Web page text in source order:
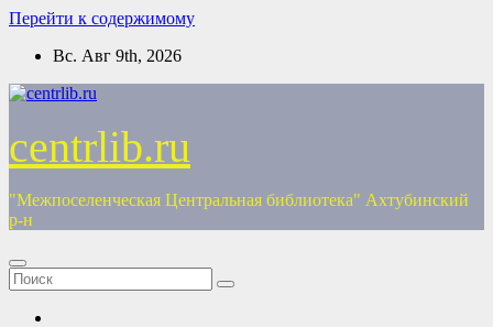
Перейти к содержимому
Вс. Авг 9th, 2026
centrlib.ru
"Межпоселенческая Центральная библиотека" Ахтубинский
р-н